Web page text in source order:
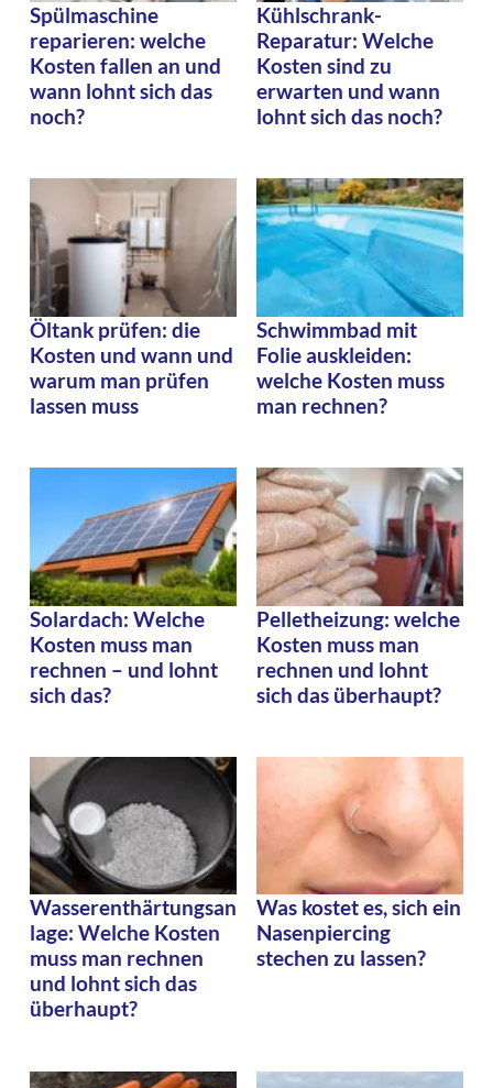
Spülmaschine
reparieren: welche
Kosten fallen an und
wann lohnt sich das
noch?
Kühlschrank-
Reparatur: Welche
Kosten sind zu
erwarten und wann
lohnt sich das noch?
Öltank prüfen: die
Kosten und wann und
warum man prüfen
lassen muss
Schwimmbad mit
Folie auskleiden:
welche Kosten muss
man rechnen?
Solardach: Welche
Kosten muss man
rechnen – und lohnt
sich das?
Pelletheizung: welche
Kosten muss man
rechnen und lohnt
sich das überhaupt?
Wasserenthärtungsan
lage: Welche Kosten
muss man rechnen
und lohnt sich das
überhaupt?
Was kostet es, sich ein
Nasenpiercing
stechen zu lassen?